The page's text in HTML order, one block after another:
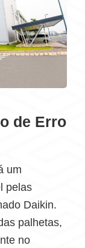
de Erro
um
pelas
Daikin.
palhetas,
no